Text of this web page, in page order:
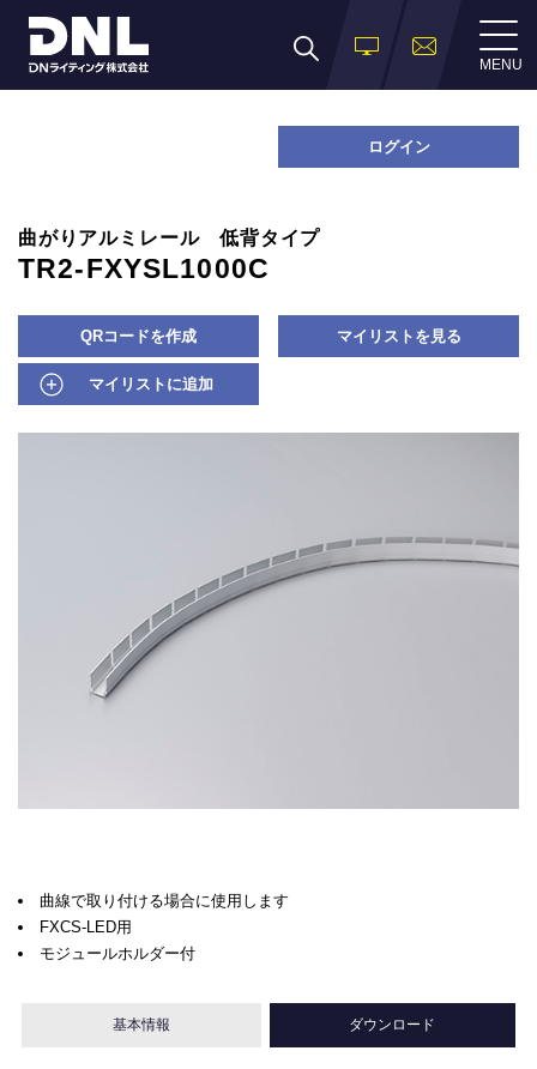
MENU
ログイン
曲がりアルミレール 低背タイプ
TR2-FXYSL1000C
QRコードを作成 マイリストを見る
マイリストに追加
曲線で取り付ける場合に使用します
FXCS-LED用
モジュールホルダー付
基本情報 ダウンロード